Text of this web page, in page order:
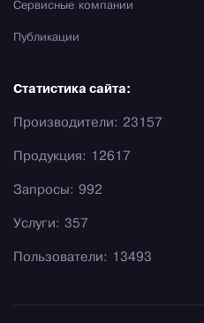
Сервисные компании
Публикации
Статистика сайта:
Производители: 23157
Продукция: 12617
Запросы: 992
Услуги: 357
Пользователи: 13493